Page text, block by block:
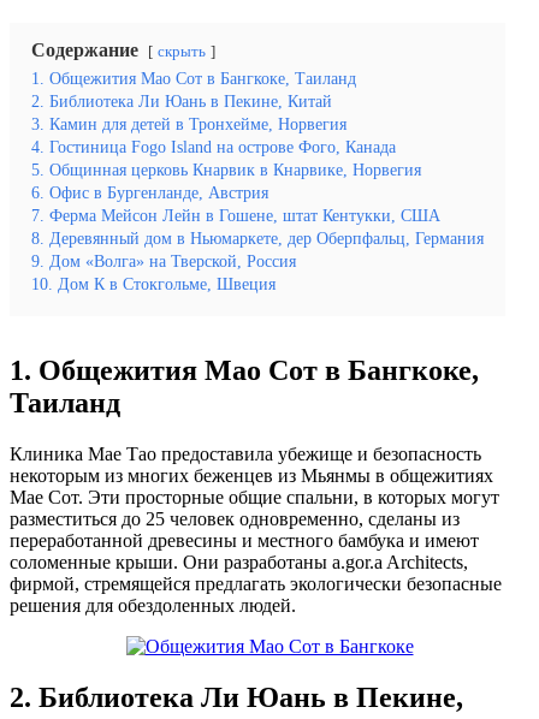
Содержание скрыть
1. Общежития Мао Сот в Бангкоке, Таиланд
2. Библиотека Ли Юань в Пекине, Китай
3. Камин для детей в Тронхейме, Норвегия
4. Гостиница Fogo Island на острове Фого, Канада
5. Общинная церковь Кнарвик в Кнарвике, Норвегия
6. Офис в Бургенланде, Австрия
7. Ферма Мейсон Лейн в Гошене, штат Кентукки, США
8. Деревянный дом в Ньюмаркете, дер Оберпфальц, Германия
9. Дом «Волга» на Тверской, Россия
10. Дом К в Стокгольме, Швеция
1. Общежития Мао Сот в Бангкоке,
Таиланд
Клиника Мае Тао предоставила убежище и безопасность
некоторым из многих беженцев из Мьянмы в общежитиях
Мае Сот. Эти просторные общие спальни, в которых могут
разместиться до 25 человек одновременно, сделаны из
переработанной древесины и местного бамбука и имеют
соломенные крыши. Они разработаны a.gor.a Architects,
фирмой, стремящейся предлагать экологически безопасные
решения для обездоленных людей.
2. Библиотека Ли Юань в Пекине,